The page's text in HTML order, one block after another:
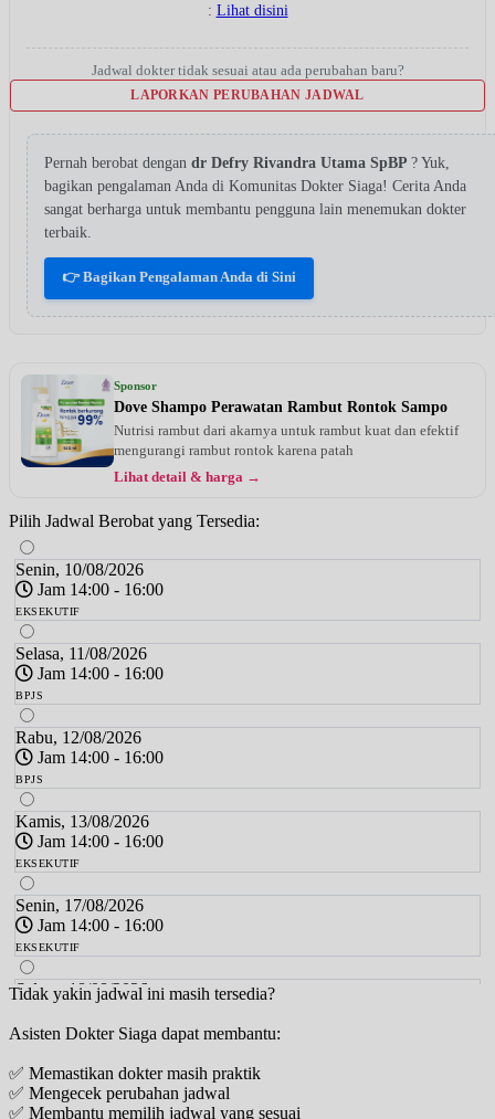
: Lihat disini
Jadwal dokter tidak sesuai atau ada perubahan baru?
LAPORKAN PERUBAHAN JADWAL
Pernah berobat dengan dr Defry Rivandra Utama SpBP ? Yuk,
bagikan pengalaman Anda di Komunitas Dokter Siaga! Cerita Anda
sangat berharga untuk membantu pengguna lain menemukan dokter
terbaik.
👉 Bagikan Pengalaman Anda di Sini
Sponsor
Dove Shampo Perawatan Rambut Rontok Sampo
Nutrisi rambut dari akarnya untuk rambut kuat dan efektif
mengurangi rambut rontok karena patah
Lihat detail & harga →
Pilih Jadwal Berobat yang Tersedia:
Senin, 10/08/2026
Jam 14:00 - 16:00
EKSEKUTIF
Selasa, 11/08/2026
Jam 14:00 - 16:00
BPJS
Rabu, 12/08/2026
Jam 14:00 - 16:00
BPJS
Kamis, 13/08/2026
Jam 14:00 - 16:00
EKSEKUTIF
Senin, 17/08/2026
Jam 14:00 - 16:00
EKSEKUTIF
Selasa, 18/08/2026
Jam 14:00 - 16:00
BPJS
Rabu, 19/08/2026
Jam 14:00 - 16:00
BPJS
Tidak yakin jadwal ini masih tersedia?
Asisten Dokter Siaga dapat membantu:
✅ Memastikan dokter masih praktik
✅ Mengecek perubahan jadwal
✅ Membantu memilih jadwal yang sesuai